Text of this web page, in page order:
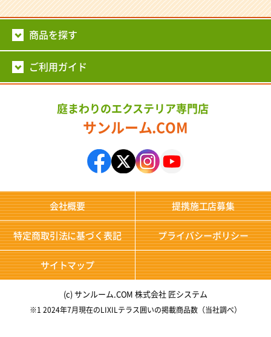
商品を探す
ご利用ガイド
庭まわりのエクステリア専門店
サンルーム.COM
会社概要 提携施工店募集
特定商取引法に基づく表記 プライバシーポリシー
サイトマップ
(c) サンルーム.COM 株式会社 匠システム
※1 2024年7月現在のLIXILテラス囲いの掲載商品数（当社調べ）